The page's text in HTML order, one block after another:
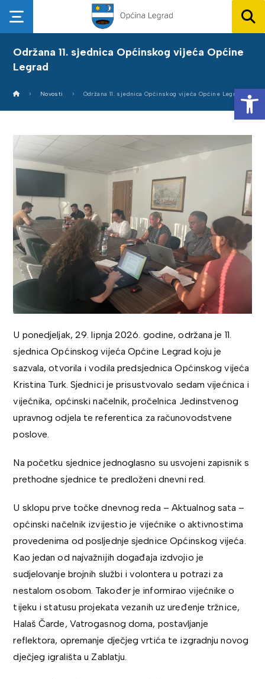
Održana 11. sjednica Općinskog vijeća Općine
Legrad
Novosti Održana 11. sjednica Općinskog vijeća Općine Legrad
U ponedjeljak, 29. lipnja 2026. godine, održana je 11.
sjednica Općinskog vijeća Općine Legrad koju je
sazvala, otvorila i vodila predsjednica Općinskog vijeća
Kristina Turk. Sjednici je prisustvovalo sedam vijećnica i
vijećnika, općinski načelnik, pročelnica Jedinstvenog
upravnog odjela te referentica za računovodstvene
poslove.
Na početku sjednice jednoglasno su usvojeni zapisnik s
prethodne sjednice te predloženi dnevni red.
U sklopu prve točke dnevnog reda – Aktualnog sata –
općinski načelnik izvijestio je vijećnike o aktivnostima
provedenima od posljednje sjednice Općinskog vijeća.
Kao jedan od najvažnijih događaja izdvojio je
sudjelovanje brojnih službi i volontera u potrazi za
nestalom osobom. Također je informirao vijećnike o
tijeku i statusu projekata vezanih uz uređenje tržnice,
Halaš Čarde, Vatrogasnog doma, postavljanje
reflektora, opremanje dječjeg vrtića te izgradnju novog
dječjeg igrališta u Zablatju.